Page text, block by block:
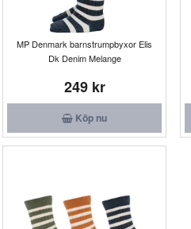
MP Denmark barnstrumpbyxor Elis
Dk Denim Melange
249 kr
Köp nu